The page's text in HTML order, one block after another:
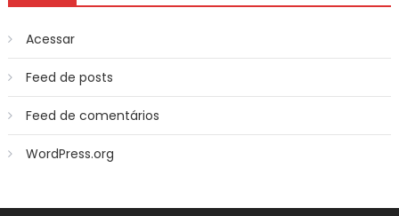
Acessar
Feed de posts
Feed de comentários
WordPress.org